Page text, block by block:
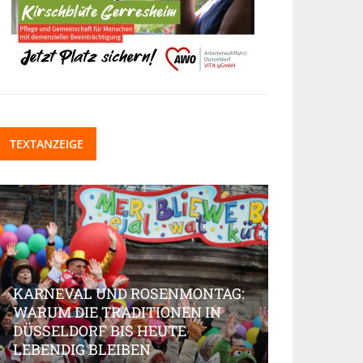
TEXTANZEIGE
KARNEVAL UND ROSENMONTAG:
WARUM DIE TRADITIONEN IN
DÜSSELDORF BIS HEUTE
LEBENDIG BLEIBEN